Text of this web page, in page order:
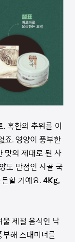
. 혹한의 추위를 이
죠. 영양이 풍부한
맛의 제대로 된 사
도 만점인 사골 국
할 거예요. 4Kg,
울 제철 음식인 낙
해 스태미너를